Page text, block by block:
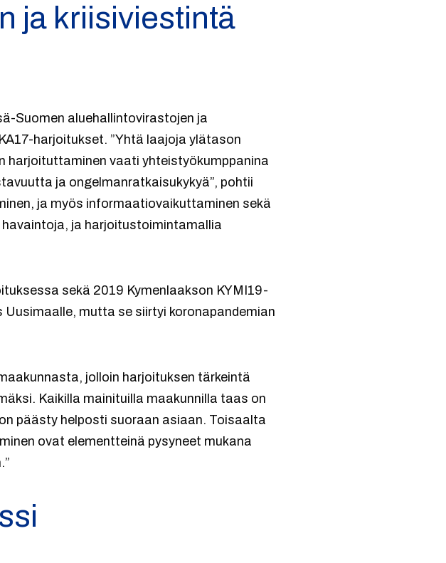
ja kriisiviestintä
Suomen aluehallintovirastojen ja
harjoitukset. ”Yhtä laajoja ylätason
harjoituttaminen vaati yhteistyökumppanina
ja ongelmanratkaisukykyä”, pohtii
ja myös informaatiovaikuttaminen sekä
ja harjoitustoimintamallia
sekä 2019 Kymenlaakson KYMI19-
mutta se siirtyi koronapandemian
jolloin harjoituksen tärkeintä
Kaikilla mainituilla maakunnilla taas on
päästy helposti suoraan asiaan. Toisaalta
ovat elementteinä pysyneet mukana